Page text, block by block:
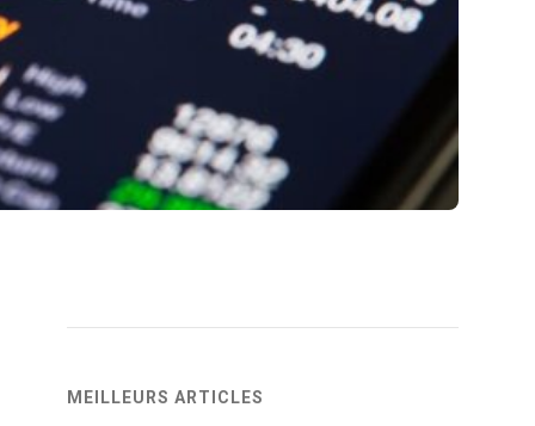
MEILLEURS ARTICLES